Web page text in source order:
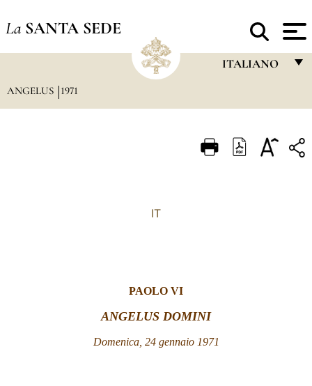
La SANTA SEDE
ITALIANO
ITALIANO
ANGELUS 1971
IT
PAOLO VI
ANGELUS DOMINI
Domenica, 24 gennaio 1971